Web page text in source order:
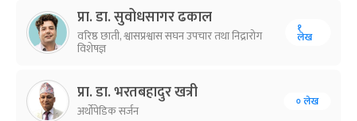
प्रा. डा. सुवोधसागर ढकाल
वरिष्ठ छाती, श्वासप्रश्वास सघन उपचार तथा निद्रारोग
विशेषज्ञ
१
लेख
प्रा. डा. भरतबहादुर खत्री
अर्थोपेडिक सर्जन
० लेख